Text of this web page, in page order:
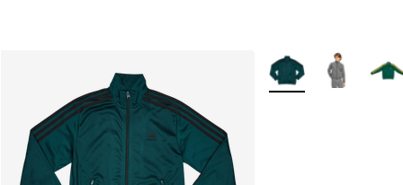
Weitere Farben